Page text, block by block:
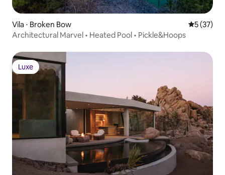
Vila ⋅ Broken Bow 5 de uma
5 (37)
Architectural Marvel • Heated Pool • Pickle&Hoops
Luxe
Luxe